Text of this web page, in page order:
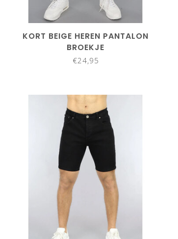
KORT BEIGE HEREN PANTALON
BROEKJE
€24,95